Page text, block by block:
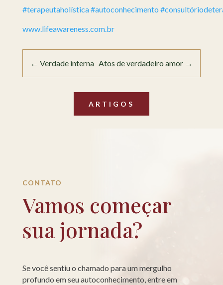
#terapeutaholística#autoconhecimento
www.lifeawareness.com.br
← Verdade interna Atos de verdadeiro amor →
ARTIGOS
CONTATO
Vamos começar
sua jornada?
Se você sentiu o chamado para um mergulho
profundo em seu autoconhecimento, entre em